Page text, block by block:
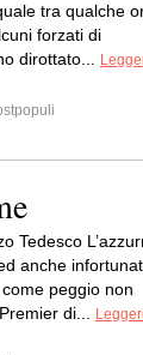
tra qualche
forzati di
dirottato...
Tedesco
anche
peggio non
di...